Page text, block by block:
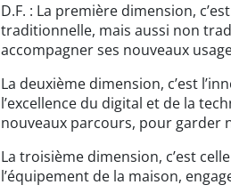
D.F. : La première dimension,
traditionnelle, mais aussi non
accompagner ses nouveaux
La deuxième dimension, c’est
l’excellence du digital et de la
nouveaux parcours, pour garder
La troisième dimension, c’est
l’équipement de la maison,